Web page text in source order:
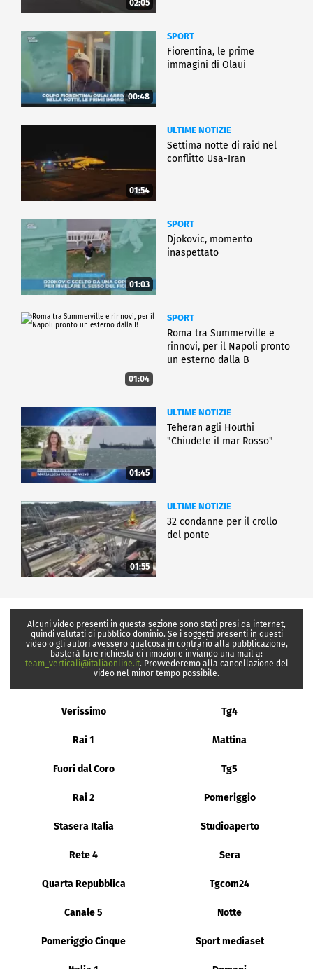
02:05
00:48
SPORT
Fiorentina, le prime
immagini di Olaui
01:54
ULTIME NOTIZIE
Settima notte di raid nel
conflitto Usa-Iran
01:03
SPORT
Djokovic, momento
inaspettato
01:04
SPORT
Roma tra Summerville e
rinnovi, per il Napoli pronto
un esterno dalla B
01:45
ULTIME NOTIZIE
Teheran agli Houthi
"Chiudete il mar Rosso"
01:55
ULTIME NOTIZIE
32 condanne per il crollo
del ponte
Alcuni video presenti in questa sezione sono stati presi da internet,
quindi valutati di pubblico dominio. Se i soggetti presenti in questi
video o gli autori avessero qualcosa in contrario alla pubblicazione,
basterà fare richiesta di rimozione inviando una mail a:
team_verticali@italiaonline.it. Provvederemo alla cancellazione del
video nel minor tempo possibile.
Verissimo Tg4
Rai 1 Mattina
Fuori dal Coro Tg5
Rai 2 Pomeriggio
Stasera Italia Studioaperto
Rete 4 Sera
Quarta Repubblica Tgcom24
Canale 5 Notte
Pomeriggio Cinque Sport mediaset